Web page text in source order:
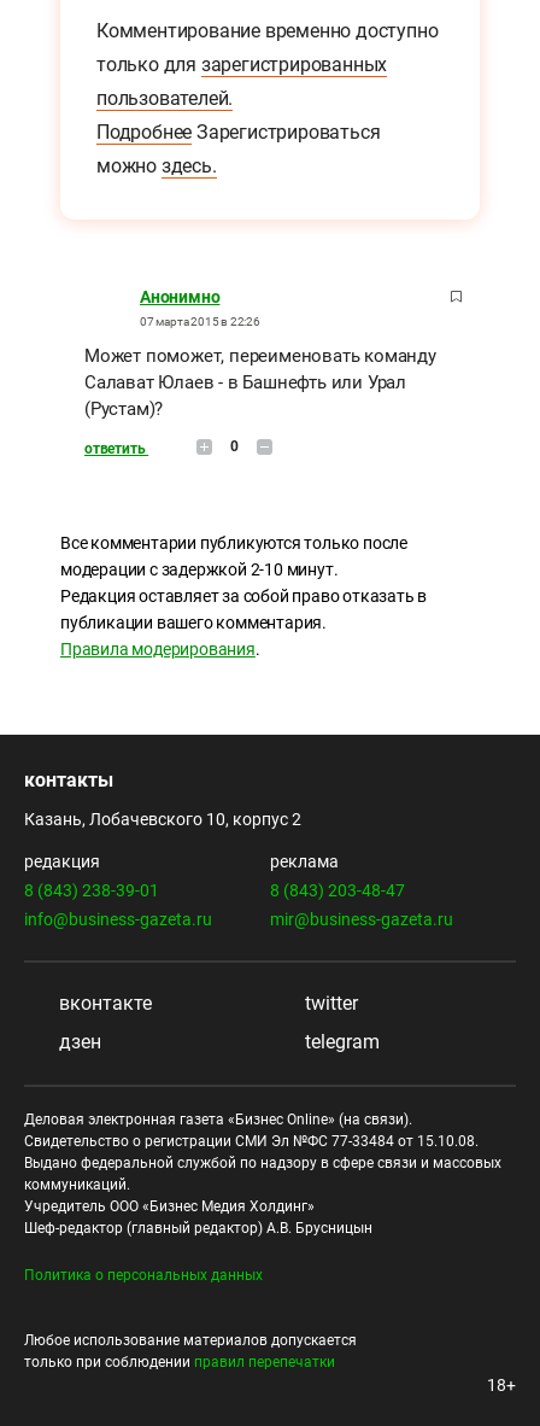
Комментирование временно доступно
только для зарегистрированных
пользователей.
Подробнее Зарегистрироваться
можно здесь.
Анонимно
07 марта 2015 в 22:26
Может поможет, переименовать команду
Салават Юлаев - в Башнефть или Урал
(Рустам)?
ответить 0
Все комментарии публикуются только после
модерации с задержкой 2-10 минут.
Редакция оставляет за собой право отказать в
публикации вашего комментария.
Правила модерирования.
контакты
Казань, Лобачевского 10, корпус 2
редакция
8 (843) 238-39-01
info@business-gazeta.ru
реклама
8 (843) 203-48-47
mir@business-gazeta.ru
вконтакте
twitter
дзен
telegram
Деловая электронная газета «Бизнес Online» (на связи).
Свидетельство о регистрации СМИ Эл №ФС 77-33484 от 15.10.08.
Выдано федеральной службой по надзору в сфере связи и массовых
коммуникаций.
Учредитель ООО «Бизнес Медия Холдинг»
Шеф-редактор (главный редактор) А.В. Брусницын
Политика о персональных данных
Любое использование материалов допускается
только при соблюдении правил перепечатки
18+